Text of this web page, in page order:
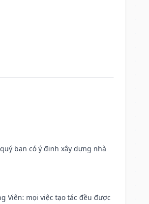
bạn có ý định xây dựng nhà
Viên: mọi việc tạo tác đều được